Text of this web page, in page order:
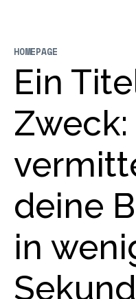
Ein
Zweck:
deine
in
HOMEPAGE